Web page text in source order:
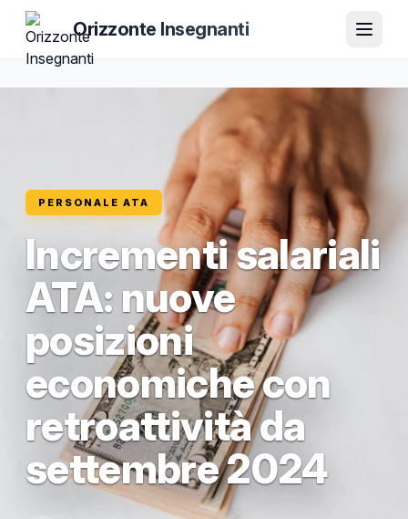
Orizzonte Insegnanti
PERSONALE ATA
Incrementi salariali
ATA: nuove
posizioni
economiche con
retroattività da
settembre 2024